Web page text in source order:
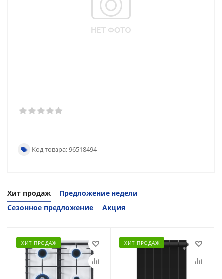
Код товара: 96518494
Хит продаж
Предложение недели
Сезонное предложение
Акция
ХИТ ПРОДАЖ ХИТ ПРОДАЖ